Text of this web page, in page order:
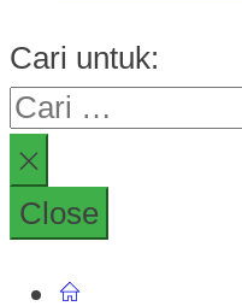
Cari untuk:
Close